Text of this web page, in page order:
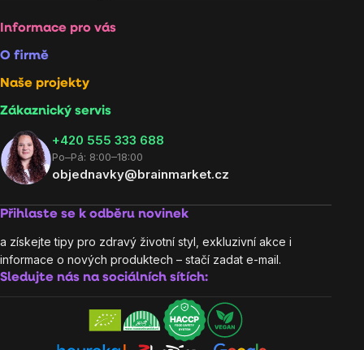
Informace pro vás
O firmě
Naše projekty
Zákaznický servis
‭+420 555 333 688
Po–Pá: 8:00–18:00
objednavky@brainmarket.cz
Přihlaste se k odběru novinek
a získejte tipy pro zdravý životní styl, exkluzivní akce i
informace o nových produktech – stačí zadat e-mail.
Sledujte nás na sociálních sítích: